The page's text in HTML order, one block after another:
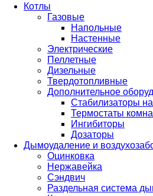
Котлы
Газовые
Напольные
Настенные
Электрические
Пеллетные
Дизельные
Твердотопливные
Дополнительное
Стабилизаторы
Термостаты
Ингибиторы
Дозаторы
Дымоудаление и
Оцинковка
Нержавейка
Сэндвич
Раздельная система